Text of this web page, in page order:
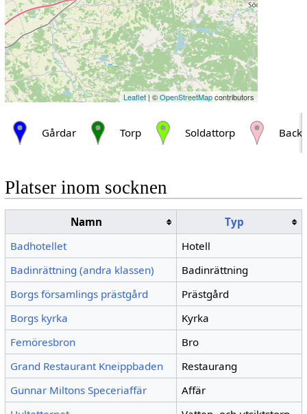
Leaflet | ©OpenStreetMapcontributors
Gårdar Torp Soldattorp
Platser inom socknen
Namn
Typ
Badhotellet
Hotell
Badinrättning (andra klassen)
Badinrättning
Borgs församlings prästgård
Prästgård
Borgs kyrka
Kyrka
Femöresbron
Bro
Grand Restaurant Kneippbaden
Restaurang
Gunnar Miltons Speceriaffär
Affär